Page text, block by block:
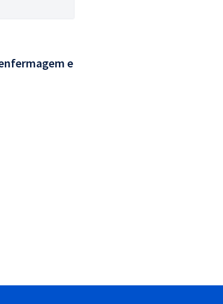
e